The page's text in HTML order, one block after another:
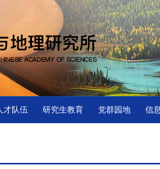
才队伍 研究生教育 党群园地 信